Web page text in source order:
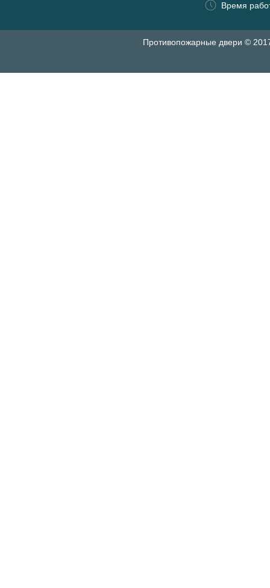
Время
Противопожарные двери ©